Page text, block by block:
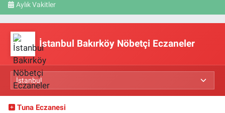
Aylık Vakitler
İstanbul Bakırköy Nöbetçi Eczaneler
Tuna Eczanesi